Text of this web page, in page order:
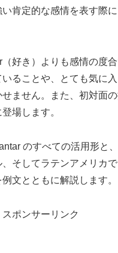
肯定的な感情を表す際
好き）よりも感情の度合
ることや、とても気に
ません。また、初対面
場します。
のすべての活用形と
そしてラテンアメリカ
文とともに解説します。
スポンサーリンク